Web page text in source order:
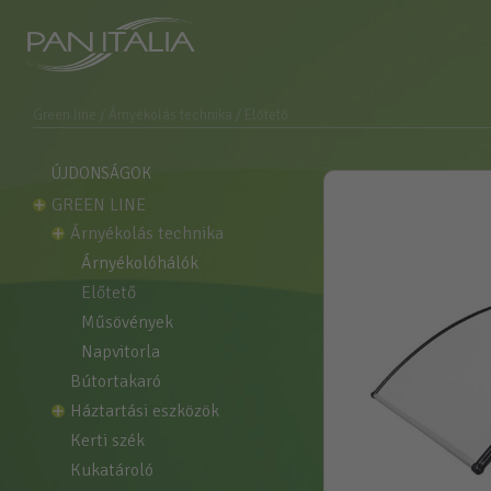
ÚJDONSÁGOK
GREEN LINE
árnyékolás technika
árnyékolóhálók
előtető
műsövények
napvitorla
bútortakaró
háztartási eszközök
kerti szék
kukatároló